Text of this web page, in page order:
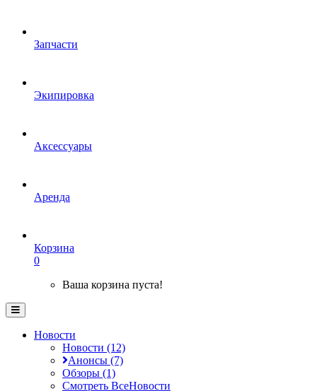
Запчасти
Экипировка
Аксессуары
Аренда
Корзина
0
Ваша корзина пуста!
Новости
Новости (12)
Анонсы (7)
Обзоры (1)
Смотреть ВсеНовости